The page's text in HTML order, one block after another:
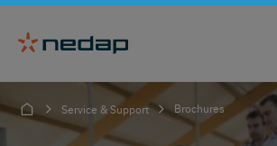
Service & Support Brochures